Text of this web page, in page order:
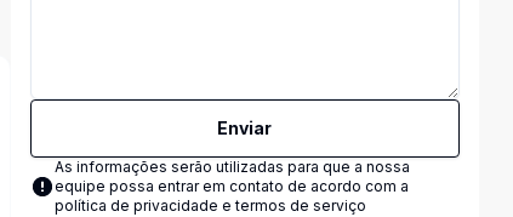
Enviar
As informações serão utilizadas para que a nossa
equipe possa entrar em contato de acordo com a
política de privacidade e termos de serviço